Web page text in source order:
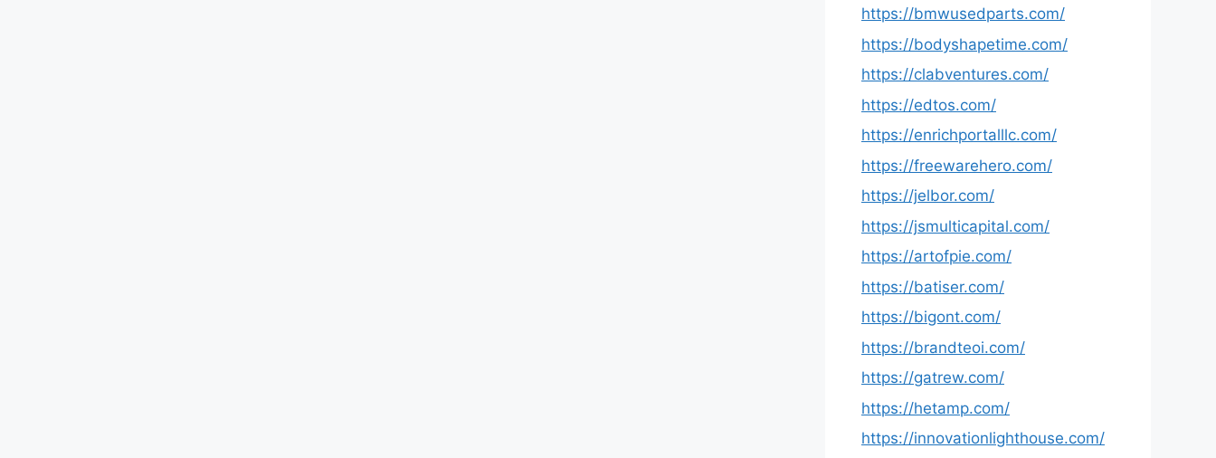
https://bmwusedparts.com/
https://bodyshapetime.com/
https://clabventures.com/
https://edtos.com/
https://enrichportalllc.com/
https://freewarehero.com/
https://jelbor.com/
https://jsmulticapital.com/
https://artofpie.com/
https://batiser.com/
https://bigont.com/
https://brandteoi.com/
https://gatrew.com/
https://hetamp.com/
https://innovationlighthouse.com/